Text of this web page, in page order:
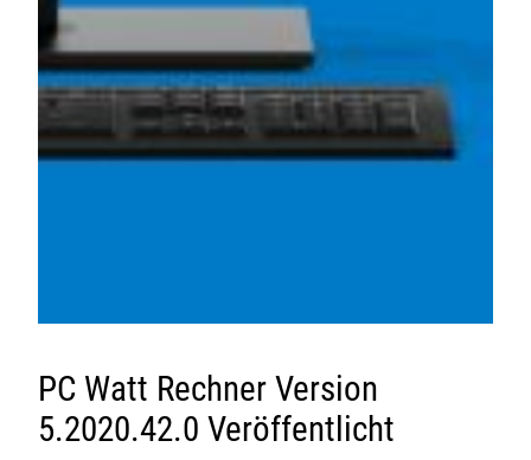
PC Watt Rechner Version
5.2020.42.0 Veröffentlicht